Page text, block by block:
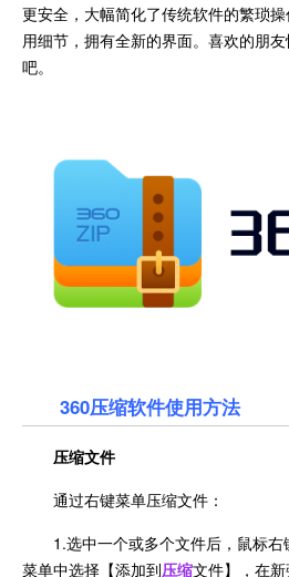
更安全，大幅简化了传统软件的繁琐
用细节，拥有全新的界面。喜欢的朋
吧。
360压缩软件使用方法
压缩文件
通过右键菜单压缩文件：
1.选中一个或多个文件后，鼠标
菜单中选择【添加到压缩文件】，在